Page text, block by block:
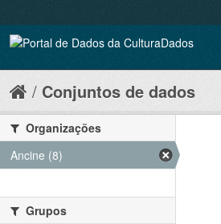
Conjuntos de dados
Organizações
Ancine (8)
Grupos